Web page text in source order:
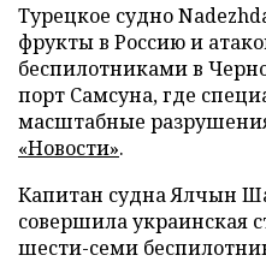
Турецкое судно
фрукты в Россию и
беспилотниками в
порт Самсуна, где
масштабные
«Новости».
Капитан судна Ялчын
совершила украинская
шести-семи